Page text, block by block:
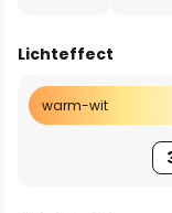
Lichteffect
warm-wit